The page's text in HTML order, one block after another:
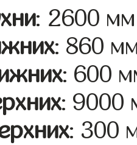
: 2600 мм
: 860
: 600
: 9000
: 300